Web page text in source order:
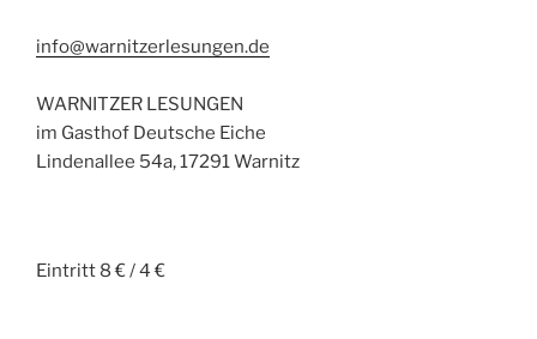
info@warnitzerlesungen.de
WARNITZER LESUNGEN
im Gasthof Deutsche Eiche
Lindenallee 54a, 17291 Warnitz
Eintritt 8 € / 4 €